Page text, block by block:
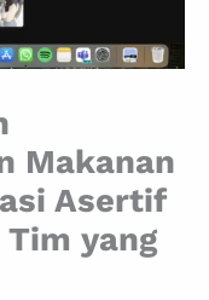
Makanan
Asertif
yang